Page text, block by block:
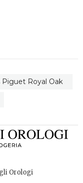
Royal Oak
Orologi